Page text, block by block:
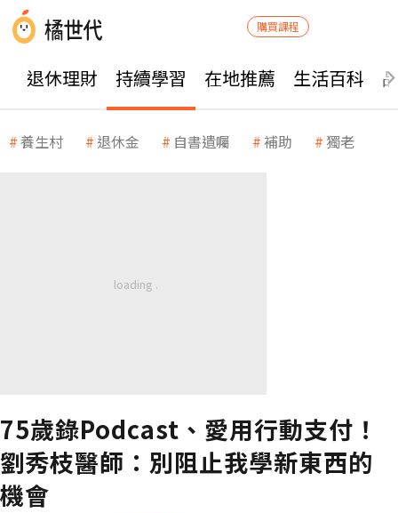
購買課程
退休理財 持續學習 在地推薦 生活百科
養生村 退休金 自書遺囑 補助 獨老
75歲錄Podcast、愛用行動支付！
劉秀枝醫師：別阻止我學新東西的
機會